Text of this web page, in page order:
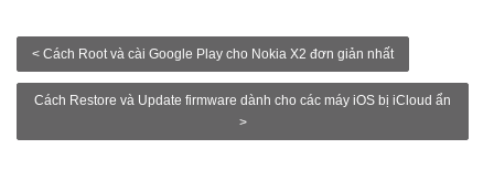
< Cách Root và cài Google Play cho Nokia X2 đơn giản nhất
Cách Restore và Update firmware dành cho các máy iOS bị iCloud ẩn
>